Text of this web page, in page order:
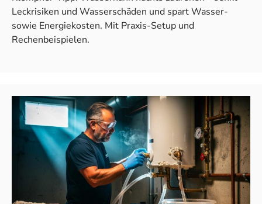
Leckrisiken und Wasserschäden und spart Wasser-
sowie Energiekosten. Mit Praxis-Setup und
Rechenbeispielen.